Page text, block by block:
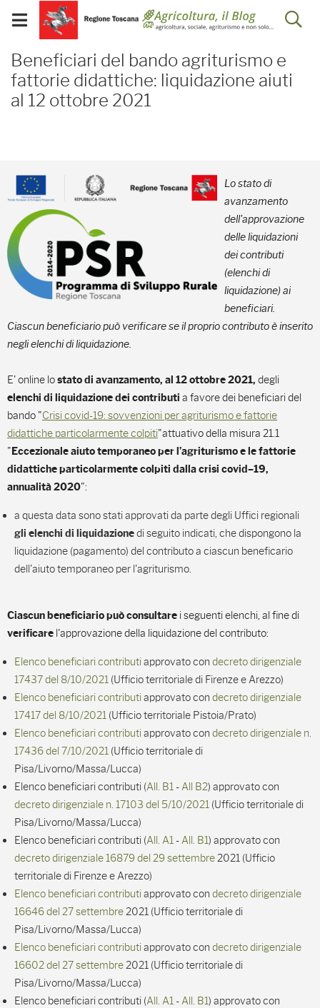
Skip to Main Content
Visualizza/chiudi
menu
mobile
Beneficiari del bando
Beneficiari del bando agriturismo e
fattorie didattiche: liquidazione aiuti
al 12 ottobre 2021
Lo stato di
avanzamento
dell'approvazione
delle liquidazioni
dei contributi
(elenchi di
liquidazione) ai
beneficiari.
Ciascun beneficiario può verificare se il proprio contributo è inserito
negli elenchi di liquidazione.
E' online lostato di avanzamento, al 12 ottobre 2021, degli
elenchi di liquidazione dei contributi a favore dei beneficiari del
bando "Crisi covid-19: sovvenzioni per agriturismo e fattorie
didattiche particolarmente colpiti"attuativo della misura 21.1
" Eccezionale aiuto temporaneo per l’agriturismo e le fattorie
didattiche particolarmente colpiti dalla crisi covid–19,
annualità 2020":
a questa data sono stati approvati da parte degli Uffici regionali
gli elenchi di liquidazionedi seguito indicati, che dispongono la
liquidazione (pagamento) del contributo a ciascun beneficario
dell'aiuto temporaneo per l'agriturismo.
Ciascun beneficiario può consultare i seguenti elenchi, al fine di
verificare l'approvazione della liquidazione del contributo:
Elenco beneficiari contributi approvato con decreto dirigenziale
17437 del 8/10/2021 (Ufficio territoriale di Firenze e Arezzo)
Elenco beneficiari contributi approvato con decreto dirigenziale
17417 del 8/10/2021 (Ufficio territoriale Pistoia/Prato)
Elenco beneficiari contributi approvato con decreto dirigenziale n.
17436 del 7/10/2021 (Ufficio territoriale di
Pisa/Livorno/Massa/Lucca)
Elenco beneficiari contributi (All. B1 -All B2) approvato con
decreto dirigenziale n. 17103 del 5/10/2021 (Ufficio territoriale di
Pisa/Livorno/Massa/Lucca)
Elenco beneficiari contributi (All. A1 -All. B1) approvato con
decreto dirigenziale 16879 del 29 settembre2021 (Ufficio
territoriale di Firenze e Arezzo)
Elenco beneficiari contributi approvato con decreto dirigenziale
16646 del 27 settembre2021 (Ufficio territoriale di
Pisa/Livorno/Massa/Lucca)
Elenco beneficiari contributi approvato con decreto dirigenziale
16602 del 27 settembre2021 (Ufficio territoriale di
Pisa/Livorno/Massa/Lucca)
Elenco beneficiari contributi (All. A1 -All. B1) approvato con